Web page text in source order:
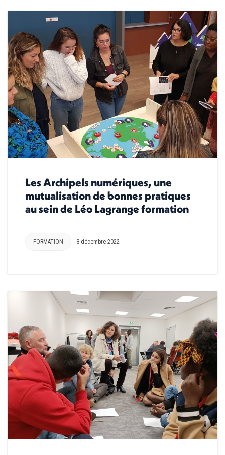
Les Archipels numériques, une
mutualisation de bonnes pratiques
au sein de Léo Lagrange formation
FORMATION 8 décembre 2022